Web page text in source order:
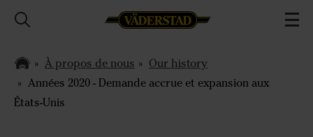
À propos de nous
Our history
Années 2020 - Demande accrue et expansion aux
États-Unis